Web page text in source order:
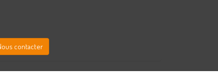
contacter